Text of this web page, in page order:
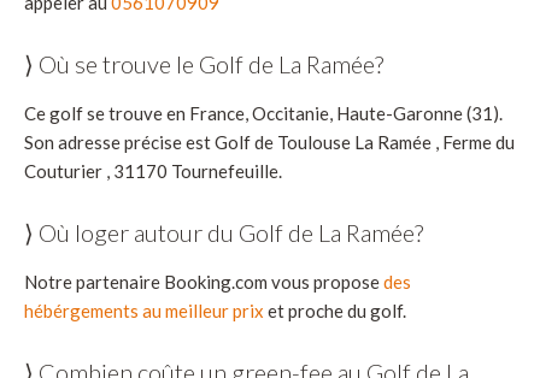
⟩ Où se trouve le Golf de La Ramée?
Ce golf se trouve en France, Occitanie, Haute-Garonne (31).
Son adresse précise est Golf de Toulouse La Ramée , Ferme du
Couturier , 31170 Tournefeuille.
⟩ Où loger autour du Golf de La Ramée?
Notre partenaire Booking.com vous proposedes
hébérgements au meilleur prix et proche du golf.
⟩ Combien coûte un green-fee au Golf de La